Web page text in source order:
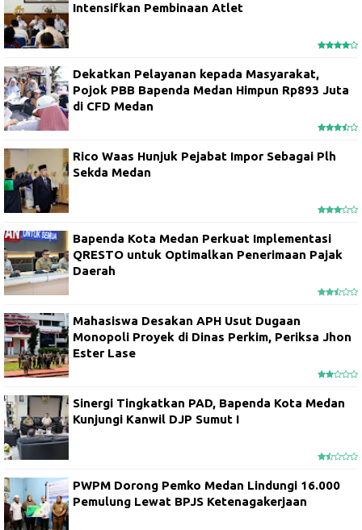
Intensifkan Pembinaan Atlet
Dekatkan Pelayanan kepada Masyarakat,
Pojok PBB Bapenda Medan Himpun Rp893 Juta
di CFD Medan
Rico Waas Hunjuk Pejabat Impor Sebagai Plh
Sekda Medan
Bapenda Kota Medan Perkuat Implementasi
QRESTO untuk Optimalkan Penerimaan Pajak
Daerah
Mahasiswa Desakan APH Usut Dugaan
Monopoli Proyek di Dinas Perkim, Periksa Jhon
Ester Lase
Sinergi Tingkatkan PAD, Bapenda Kota Medan
Kunjungi Kanwil DJP Sumut I
PWPM Dorong Pemko Medan Lindungi 16.000
Pemulung Lewat BPJS Ketenagakerjaan